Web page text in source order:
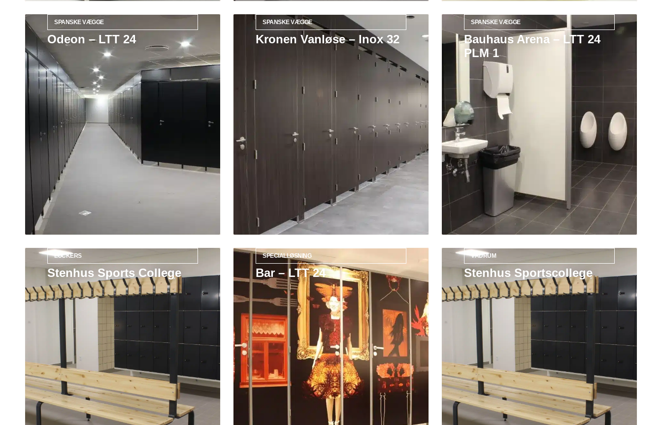
SPANSKE VÆGGE
Odeon – LTT 24
Læs mere
SPANSKE VÆGGE
Kronen Vanløse – Inox 32
SPANSKE VÆGGE
Bauhaus Arena – LTT 24
PLM 1
Læs mere
LOCKERS
Stenhus Sports College
Læs mere
SPECIALLØSNING
Bar – LTT 24
Læs mere
VÅDRUM
Stenhus Sportscollege
Læs mere